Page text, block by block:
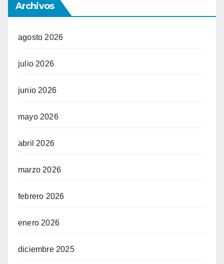
Archivos
agosto 2026
julio 2026
junio 2026
mayo 2026
abril 2026
marzo 2026
febrero 2026
enero 2026
diciembre 2025